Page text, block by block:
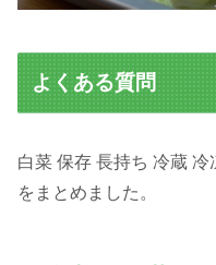
よくある質問
白菜 保存 長持ち 冷蔵
をまとめました。